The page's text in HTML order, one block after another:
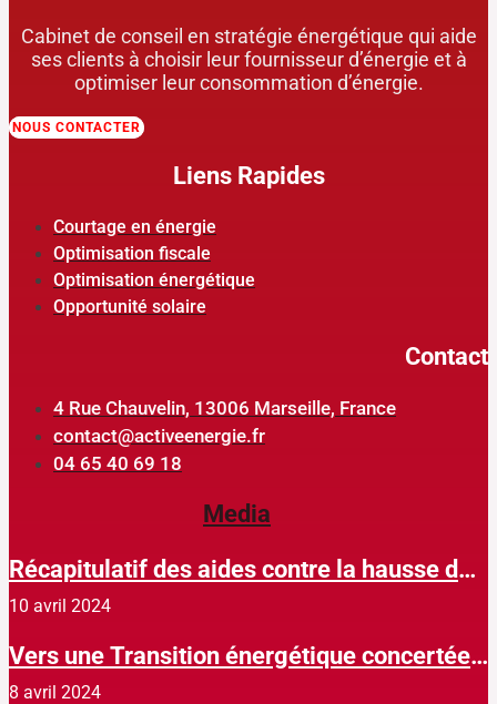
Cabinet de conseil en stratégie énergétique qui aide
ses clients à choisir leur fournisseur d’énergie et à
optimiser leur consommation d’énergie.
NOUS CONTACTER
Liens Rapides
Courtage en énergie
Optimisation fiscale
Optimisation énergétique
Opportunité solaire
Contact
4 Rue Chauvelin, 13006 Marseille, France
contact@activeenergie.fr
04 65 40 69 18
Media
Récapitulatif des aides contre la hausse des
prix de l’énergie en France : optimisez votre
10 avril 2024
Vers une Transition énergétique concertée
en France : le défi de l’unanimité
8 avril 2024